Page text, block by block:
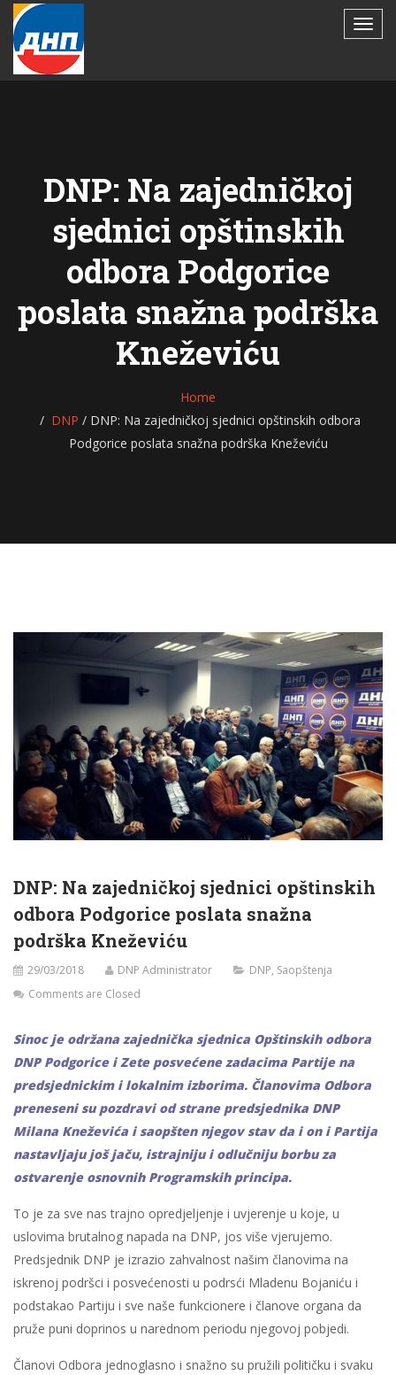
DNP: Na zajedničkoj
sjednici opštinskih
odbora Podgorice
poslata snažna podrška
Kneževiću
Home
DNP / DNP: Na zajedničkoj sjednici opštinskih odbora
Podgorice poslata snažna podrška Kneževiću
DNP: Na zajedničkoj sjednici opštinskih
odbora Podgorice poslata snažna
podrška Kneževiću
29/03/2018 DNP Administrator DNP, Saopštenja
Comments are Closed
Sinoc je održana zajednička sjednica Opštinskih odbora
DNP Podgorice i Zete posvećene zadacima Partije na
predsjednickim i lokalnim izborima. Članovima Odbora
preneseni su pozdravi od strane predsjednika DNP
Milana Kneževića i saopšten njegov stav da i on i Partija
nastavljaju još jaču, istrajniju i odlučniju borbu za
ostvarenje osnovnih Programskih principa.
To je za sve nas trajno opredjeljenje i uvjerenje u koje, u
uslovima brutalnog napada na DNP, jos više vjerujemo.
Predsjednik DNP je izrazio zahvalnost našim članovima na
iskrenoj podršci i posvećenosti u podrsći Mladenu Bojaniću i
podstakao Partiju i sve naše funkcionere i članove organa da
pruže puni doprinos u narednom periodu njegovoj pobjedi.
Članovi Odbora jednoglasno i snažno su pružili političku i svaku